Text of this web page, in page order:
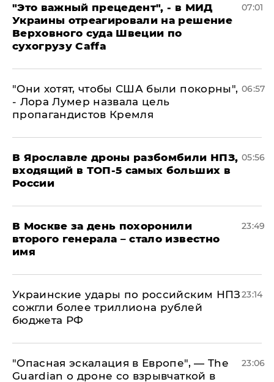
"Это важный прецедент", - в МИД
Украины отреагировали на решение
Верховного суда Швеции по
сухогрузу Caffa
07:01
"Они хотят, чтобы США были покорны",
- Лора Лумер назвала цель
пропагандистов Кремля
06:57
В Ярославле дроны разбомбили НПЗ,
входящий в ТОП-5 самых больших в
России
05:56
В Москве за день похоронили
второго генерала – стало известно
имя
23:49
Украинские удары по российским НПЗ
сожгли более триллиона рублей
бюджета РФ
23:14
"Опасная эскалация в Европе", — The
Guardian о дроне со взрывчаткой в
23:06